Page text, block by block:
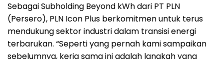
Sebagai Subholding Beyond kWh dari PT PLN
(Persero), PLN Icon Plus berkomitmen untuk terus
mendukung sektor industri dalam transisi energi
terbarukan. “Seperti yang pernah kami sampaikan
sebelumnya, kerja sama ini adalah langkah yang